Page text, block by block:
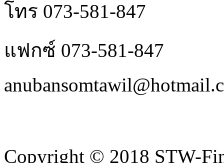
โทร 073-581-847
แฟกซ์ 073-581-847
Copyright © 2018 STW-